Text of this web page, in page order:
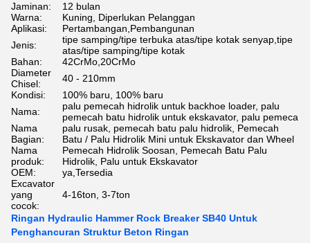
Jaminan:
12 bulan
Warna:
Kuning, Diperlukan Pelanggan
Aplikasi:
Pertambangan,Pembangunan
Jenis:
tipe samping/tipe terbuka atas/tipe kotak senyap,tipe
atas/tipe samping/tipe kotak
Bahan:
42CrMo,20CrMo
Diameter
Chisel:
40 - 210mm
Kondisi:
100% baru, 100% baru
Nama:
palu pemecah hidrolik untuk backhoe loader, palu
pemecah batu hidrolik untuk ekskavator, palu pemeca
Nama
Bagian:
palu rusak, pemecah batu palu hidrolik, Pemecah
Batu / Palu Hidrolik Mini untuk Ekskavator dan Wheel
Nama
produk:
Pemecah Hidrolik Soosan, Pemecah Batu Palu
Hidrolik, Palu untuk Ekskavator
OEM:
ya,Tersedia
Excavator
yang
cocok:
4-16ton, 3-7ton
Ringan Hydraulic Hammer Rock Breaker SB40 Untuk
Penghancuran Struktur Beton Ringan